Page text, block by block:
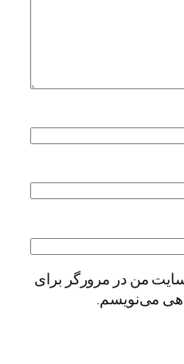
من در مرورگر برای
می‌نویسم.